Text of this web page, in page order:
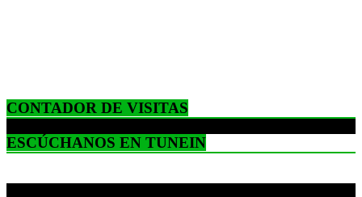
CONTADOR DE VISITAS
ESCÚCHANOS EN TUNEIN